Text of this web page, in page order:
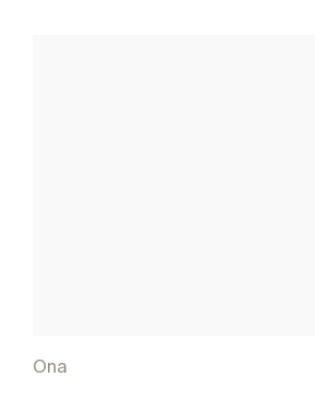
Ona